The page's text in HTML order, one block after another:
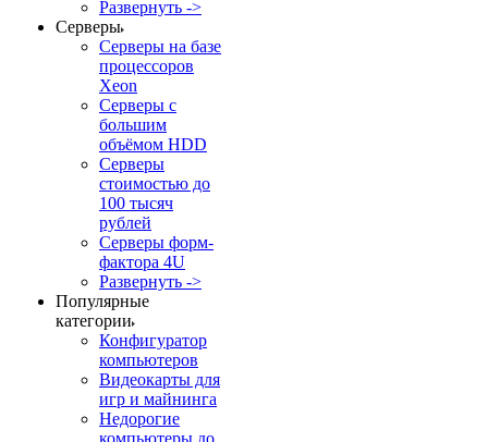
Развернуть ->
Серверы
Серверы на базе
процессоров
Xeon
Серверы с
большим
объёмом HDD
Серверы
стоимостью до
100 тысяч
рублей
Серверы форм-
фактора 4U
Развернуть ->
Популярные
категории
Конфигуратор
компьютеров
Видеокарты для
игр и майнинга
Недорогие
компьютеры до